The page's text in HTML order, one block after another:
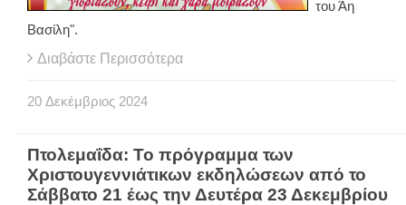
του Άη
Βασίλη".
Διαβάστε Περισσότερα
20 Δεκέμβριος 2024
Πτολεμαΐδα: Το πρόγραμμα των
Χριστουγεννιάτικων εκδηλώσεων από το
Σάββατο 21 έως την Δευτέρα 23 Δεκεμβρίου